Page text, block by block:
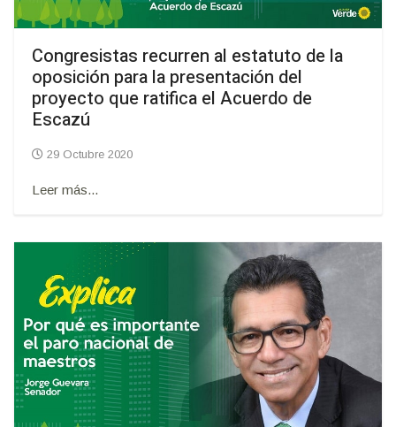
Congresistas recurren al estatuto de la
oposición para la presentación del
proyecto que ratifica el Acuerdo de
Escazú
29 Octubre 2020
Leer más...